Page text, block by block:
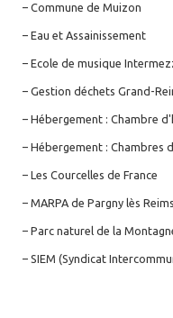
– Commune de Muizon
– Eau et Assainissement
– Ecole de musique
– Gestion déchets Grand-
– Hébergement : Chambre
– Hébergement : Chambres
– Les Courcelles de France
– MARPA de Pargny lès Reims
– Parc naturel de la
– SIEM (Syndicat